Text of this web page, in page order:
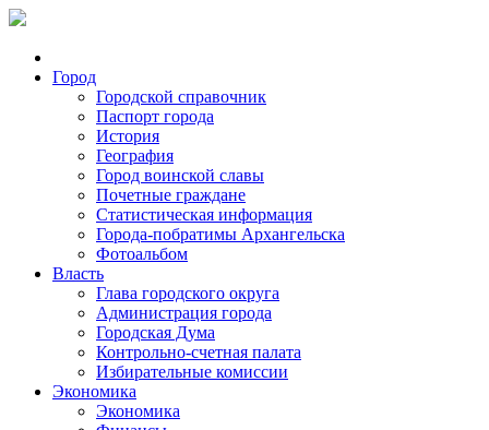
Город
Городской справочник
Паспорт города
История
География
Город воинской славы
Почетные граждане
Статистическая информация
Города-побратимы Архангельска
Фотоальбом
Власть
Глава городского округа
Администрация города
Городская Дума
Контрольно-счетная палата
Избирательные комиссии
Экономика
Экономика